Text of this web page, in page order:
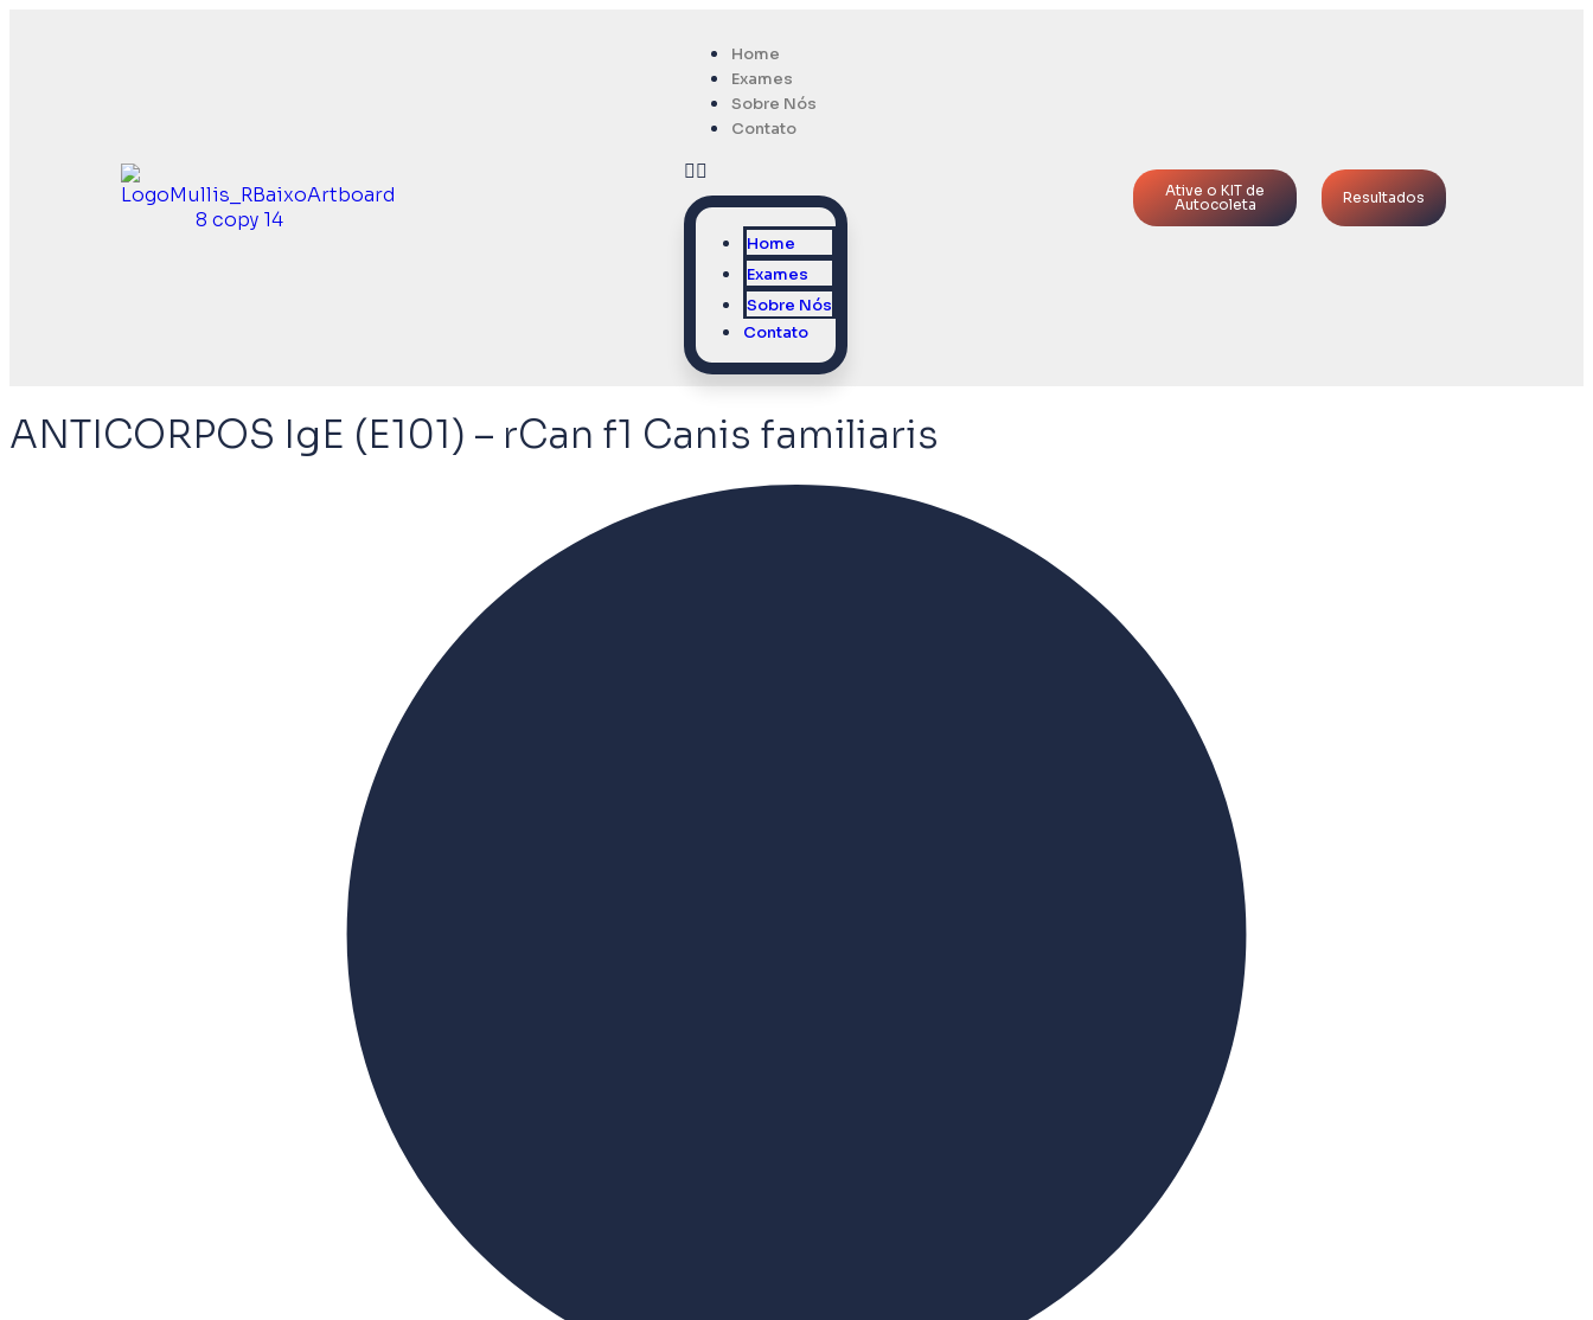
Home
Exames
Sobre Nós
Contato
Home
Exames
Sobre Nós
Contato
Ative o KIT de
Autocoleta
Resultados
ANTICORPOS IgE (E101) – rCan f1 Canis familiaris